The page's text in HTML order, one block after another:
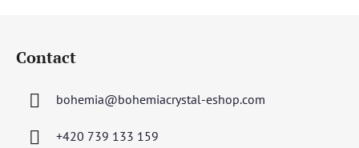
Contact
bohemia@bohemiacrystal-eshop.com
+420 739 133 159